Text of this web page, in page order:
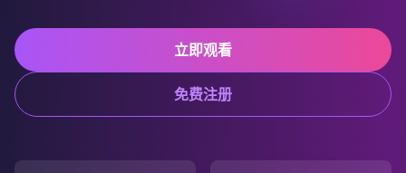
立即观看
免费注册